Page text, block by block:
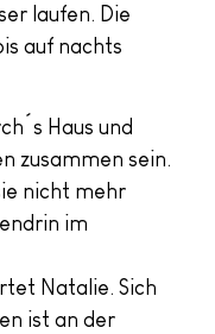
laufen. Die
auf nachts
Haus und
zusammen sein.
nicht mehr
im
Natalie. Sich
ist an der